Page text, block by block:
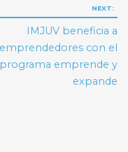
NEXT:
IMJUV beneficia a
emprendedores con el
programa emprende y
expande